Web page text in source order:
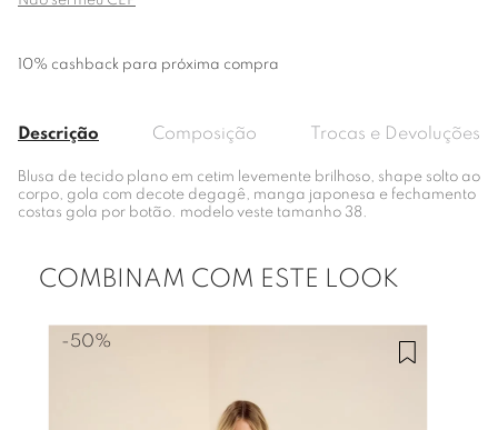
10% cashback para próxima compra
Descrição Composição Trocas e Devoluções
Blusa de tecido plano em cetim levemente brilhoso, shape solto ao
corpo, gola com decote degagê, manga japonesa e fechamento
costas gola por botão. modelo veste tamanho 38.
COMBINAM COM ESTE LOOK
-50%